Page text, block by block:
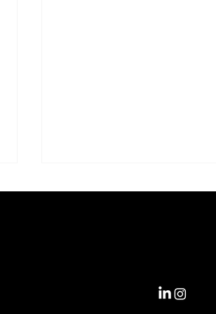
¿Tu empresa espera que